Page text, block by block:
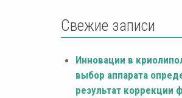
Свежие записи
Инновации в
выбор аппарата
результат коррекции